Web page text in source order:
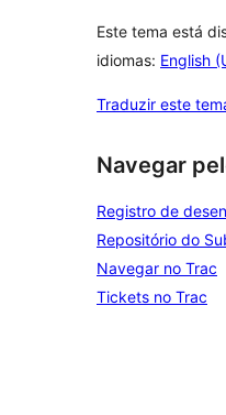
Este tema está
idiomas: English
Traduzir este
Navegar
Registro de
Repositório do
Navegar no Trac
Tickets no Trac